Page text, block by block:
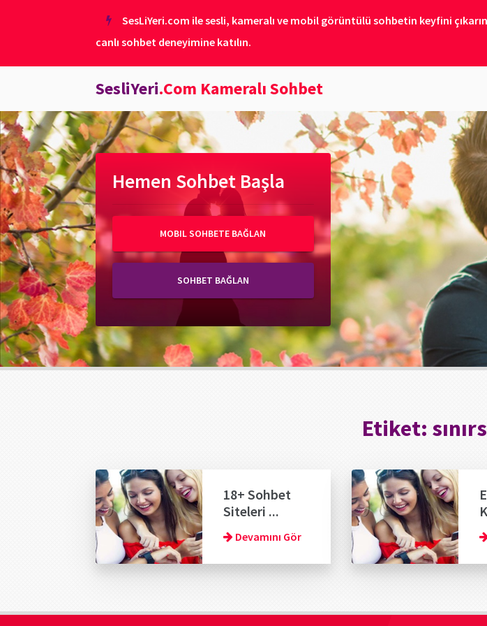
SesLiYeri.com ile sesli, kameralı ve mobil görüntülü sohbetin keyfini
canlı sohbet deneyimine katılın.
SesliYeri.Com Kameralı Sohbet
Hemen Sohbet Başla
MOBIL SOHBETE BAĞLAN
SOHBET BAĞLAN
Etiket:
18+ Sohbet
Siteleri ...
Devamını Gör